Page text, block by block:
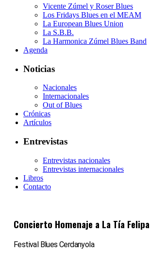
Vicente Zúmel y Roser Blues
Los Fridays Blues en el MEAM
La European Blues Union
La S.B.B.
La Harmonica Zúmel Blues Band
Agenda
Noticias
Nacionales
Internacionales
Out of Blues
Crónicas
Artículos
Entrevistas
Entrevistas nacionales
Entrevistas internacionales
Libros
Contacto
Concierto Homenaje a La Tía Felipa
Festival Blues Cerdanyola